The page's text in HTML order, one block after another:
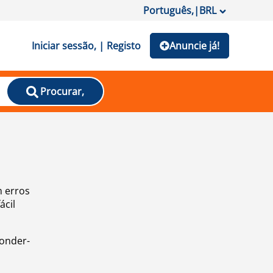
Português,|BRL
Iniciar sessão, | Registo Anuncie já!
Procurar,
erros